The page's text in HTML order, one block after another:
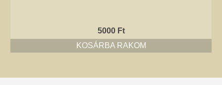
5000 Ft
KOSÁRBA RAKOM